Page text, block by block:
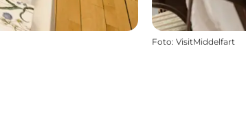
Foto: VisitMiddelfart